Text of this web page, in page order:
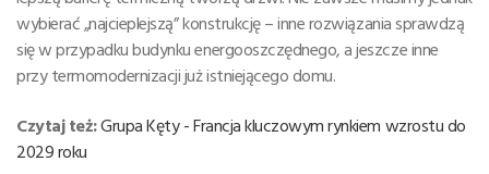
wybierać „najcieplejszą” konstrukcję – inne rozwiązania sprawdzą
się w przypadku budynku energooszczędnego, a jeszcze inne
przy termomodernizacji już istniejącego domu.
Czytaj też:Grupa Kęty - Francja kluczowym rynkiem wzrostu do
2029 roku